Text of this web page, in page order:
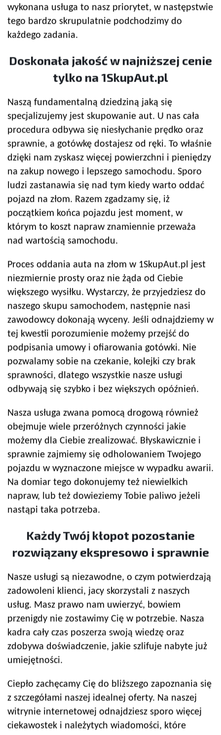
wykonana usługa to nasz priorytet, w następstwie
tego bardzo skrupulatnie podchodzimy do
każdego zadania.
Doskonała jakość w najniższej cenie
tylko na 1SkupAut.pl
Naszą fundamentalną dziedziną jaką się
specjalizujemy jest skupowanie aut. U nas cała
procedura odbywa się niesłychanie prędko oraz
sprawnie, a gotówkę dostajesz od ręki. To właśnie
dzięki nam zyskasz więcej powierzchni i pieniędzy
na zakup nowego i lepszego samochodu. Sporo
ludzi zastanawia się nad tym kiedy warto oddać
pojazd na złom. Razem zgadzamy się, iż
początkiem końca pojazdu jest moment, w
którym to koszt napraw znamiennie przeważa
nad wartością samochodu.
Proces oddania auta na złom w 1SkupAut.pl jest
niezmiernie prosty oraz nie żąda od Ciebie
większego wysiłku. Wystarczy, że przyjedziesz do
naszego skupu samochodem, następnie nasi
zawodowcy dokonają wyceny. Jeśli odnajdziemy w
tej kwestii porozumienie możemy przejść do
podpisania umowy i ofiarowania gotówki. Nie
pozwalamy sobie na czekanie, kolejki czy brak
sprawności, dlatego wszystkie nasze usługi
odbywają się szybko i bez większych opóźnień.
Nasza usługa zwana pomocą drogową również
obejmuje wiele przeróżnych czynności jakie
możemy dla Ciebie zrealizować. Błyskawicznie i
sprawnie zajmiemy się odholowaniem Twojego
pojazdu w wyznaczone miejsce w wypadku awarii.
Na domiar tego dokonujemy też niewielkich
napraw, lub też dowieziemy Tobie paliwo jeżeli
nastąpi taka potrzeba.
Każdy Twój kłopot pozostanie
rozwiązany ekspresowo i sprawnie
Nasze usługi są niezawodne, o czym potwierdzają
zadowoleni klienci, jacy skorzystali z naszych
usług. Masz prawo nam uwierzyć, bowiem
przenigdy nie zostawimy Cię w potrzebie. Nasza
kadra cały czas poszerza swoją wiedzę oraz
zdobywa doświadczenie, jakie szlifuje nabyte już
umiejętności.
Ciepło zachęcamy Cię do bliższego zapoznania się
z szczegółami naszej idealnej oferty. Na naszej
witrynie internetowej odnajdziesz sporo więcej
ciekawostek i należytych wiadomości, które